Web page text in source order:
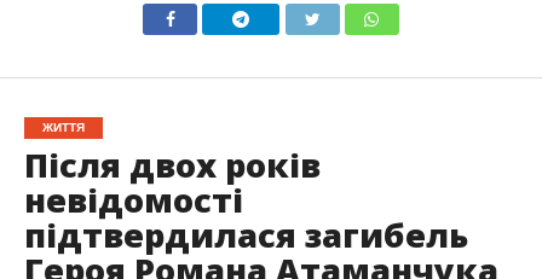
ЖИТТЯ
Після двох років
невідомості
підтвердилася загибель
Героя Романа Атаманчука